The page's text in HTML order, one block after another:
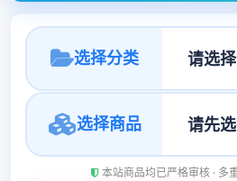
选择分类
选择商品
本站商品均已严格审核 · 多